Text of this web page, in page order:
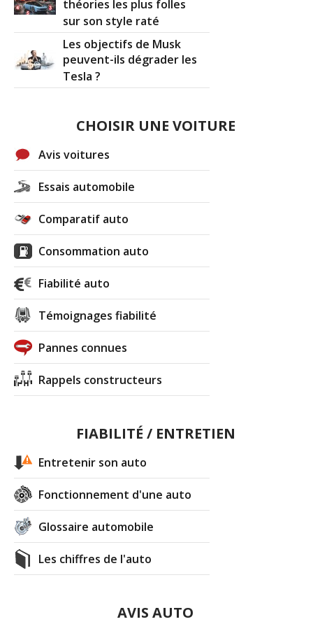
théories les plus folles
sur son style raté
Les objectifs de Musk
peuvent-ils dégrader les
Tesla ?
CHOISIR UNE VOITURE
Avis voitures
Essais automobile
Comparatif auto
Consommation auto
Fiabilité auto
Témoignages fiabilité
Pannes connues
Rappels constructeurs
FIABILITÉ / ENTRETIEN
Entretenir son auto
Fonctionnement d'une auto
Glossaire automobile
Les chiffres de l'auto
AVIS AUTO